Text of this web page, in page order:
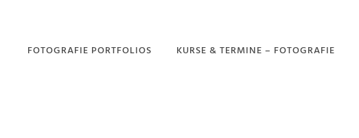
FOTOGRAFIE PORTFOLIOS KURSE & TERMINE – FOTOGRAFIE